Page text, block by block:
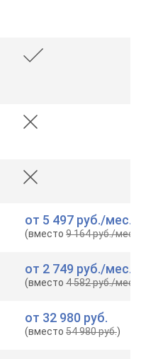
от 5 497 руб./мес.
(вместо9 164 руб./мес.
от 2 749 руб./мес.
(вместо4 582 руб./мес.
от 32 980 руб.
(вместо54 980 руб.)